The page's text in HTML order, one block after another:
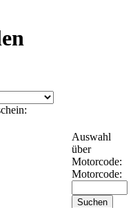
Auswahl
über
Motorcode:
Motorcode: